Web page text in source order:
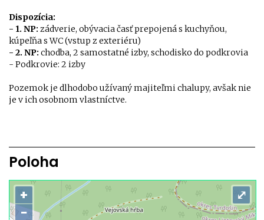
Dispozícia:
- 1. NP: zádverie, obývacia časť prepojená s kuchyňou,
kúpeľňa s WC (vstup z exteriéru)
- 2. NP: chodba, 2 samostatné izby, schodisko do podkrovia
- Podkrovie: 2 izby
Pozemok je dlhodobo užívaný majiteľmi chalupy, avšak nie
je v ich osobnom vlastníctve.
Poloha
+
−
⤢